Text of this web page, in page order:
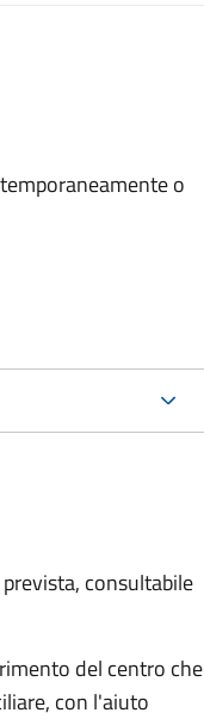
o
consultabile
del centro che
con l'aiuto